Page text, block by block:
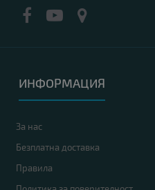
ИНФОРМАЦИЯ
За нас
Безплатна доставка
Правила